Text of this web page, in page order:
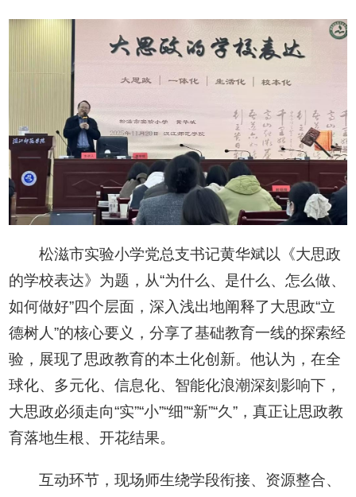
松滋市实验小学党总支书记黄华斌以《大思政
的学校表达》为题，从“为什么、是什么、怎么做、
如何做好”四个层面，深入浅出地阐释了大思政“立
德树人”的核心要义，分享了基础教育一线的探索经
验，展现了思政教育的本土化创新。他认为，在全
球化、多元化、信息化、智能化浪潮深刻影响下，
大思政必须走向“实”“小”“细”“新”“久”，真正让思政教
育落地生根、开花结果。
互动环节，现场师生绕学段衔接、资源整合、